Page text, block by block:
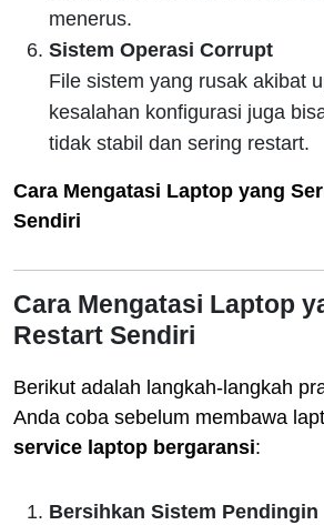
menerus.
Sistem Operasi Corrupt
File sistem yang rusak akibat
kesalahan konfigurasi juga
tidak stabil dan sering restart.
Cara Mengatasi Laptop yang
Sendiri
Cara Mengatasi Laptop
Restart Sendiri
Berikut adalah langkah-langkah
Anda coba sebelum membawa
service laptop bergaransi:
Bersihkan Sistem Pendingin